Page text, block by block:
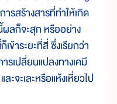
รสร้างสารที่ทำให้เกิด
ผลก็จะสุก หรืออย่าง
ข้าระยะที่สี่ ซึ่งเรียกว่า
รเปลี่ยนแปลงทางเคมี
ะจะเละหรือแห้งเหี่ยวไป